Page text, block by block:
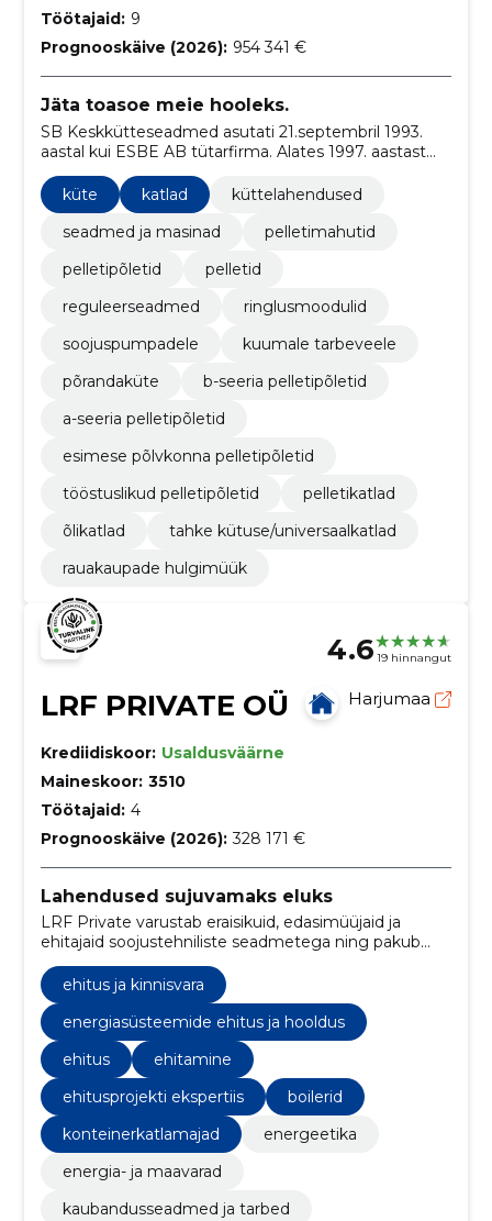
Töötajaid: 9
Prognooskäive (2026): 954 341 €
Jäta toasoe meie hooleks.
SB Keskkütteseadmed asutati 21.septembril 1993.
aastal kui ESBE AB tütarfirma. Alates 1997. aastast
hooldame jätkuvalt ESBE seadmeid.
küte katlad
küttelahendused
seadmed ja masinad
pelletimahutid
pelletipõletid
pelletid
reguleerseadmed
ringlusmoodulid
soojuspumpadele
kuumale tarbeveele
põrandaküte
b-seeria pelletipõletid
a-seeria pelletipõletid
esimese põlvkonna pelletipõletid
tööstuslikud pelletipõletid
pelletikatlad
õlikatlad
tahke kütuse/universaalkatlad
rauakaupade hulgimüük
4.6 19 hinnangut
LRF PRIVATE OÜ Harjumaa
Krediidiskoor: Usaldusväärne
Maineskoor: 3510
Töötajaid: 4
Prognooskäive (2026): 328 171 €
Lahendused sujuvamaks eluks
LRF Private varustab eraisikuid, edasimüüjaid ja
ehitajaid soojustehniliste seadmetega ning pakub
oma teadmisi ja kogemusi hoonete kütte-,
ventilatsiooni- ja jahutusseadmete valikul,
paigaldamisel, hooldusel ja tehnosüsteemide
kaasajastamisel.
ehitus ja kinnisvara
energiasüsteemide ehitus ja hooldus
ehitus
ehitamine
ehitusprojekti ekspertiis
boilerid
konteinerkatlamajad
energeetika
energia- ja maavarad
kaubandusseadmed ja tarbed